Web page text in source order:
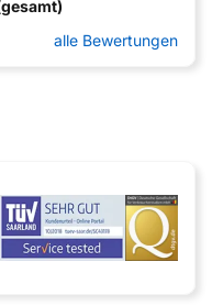
alle Bewertungen